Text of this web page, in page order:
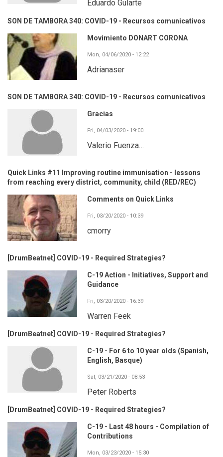
Eduardo Gularte
SON DE TAMBORA 340: COVID-19 - Recursos comunicativos
Movimiento DONART CORONA
Mon, 04/06/2020 - 12:22
Adrianaser
SON DE TAMBORA 340: COVID-19 - Recursos comunicativos
Gracias
Fri, 04/03/2020 - 19:00
Valerio Fuenza…
Quick Links #11 Improving routine immunisation - lessons
from reaching every district, community, child (RED/REC)
Comments on Quick Links
Fri, 03/20/2020 - 10:39
cmorry
[DrumBeatnet] COVID-19 - Required Strategies?
C-19 Action - Initiatives, Support and
Guidance
Fri, 03/20/2020 - 16:39
Warren Feek
[DrumBeatnet] COVID-19 - Required Strategies?
C-19 - For 6 to 10 year olds (Spanish,
English, Basque)
Sat, 03/21/2020 - 08:53
Peter Roberts
[DrumBeatnet] COVID-19 - Required Strategies?
C-19 - Last 48 hours - Compilation of
Contributions
Mon, 03/23/2020 - 15:30